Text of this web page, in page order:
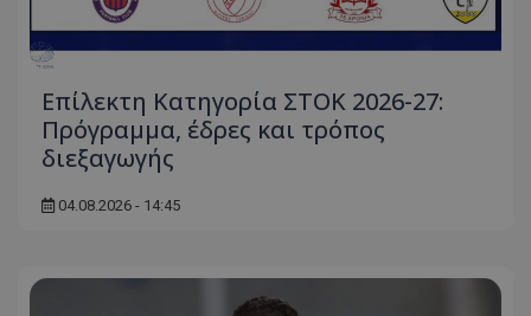
Επίλεκτη Κατηγορία ΣΤΟΚ 2026-27:
Πρόγραμμα, έδρες και τρόπος
διεξαγωγής
04.08.2026 - 14:45